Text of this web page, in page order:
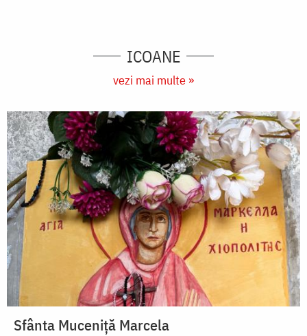
ICOANE
vezi mai multe »
Sfânta Muceniță Marcela